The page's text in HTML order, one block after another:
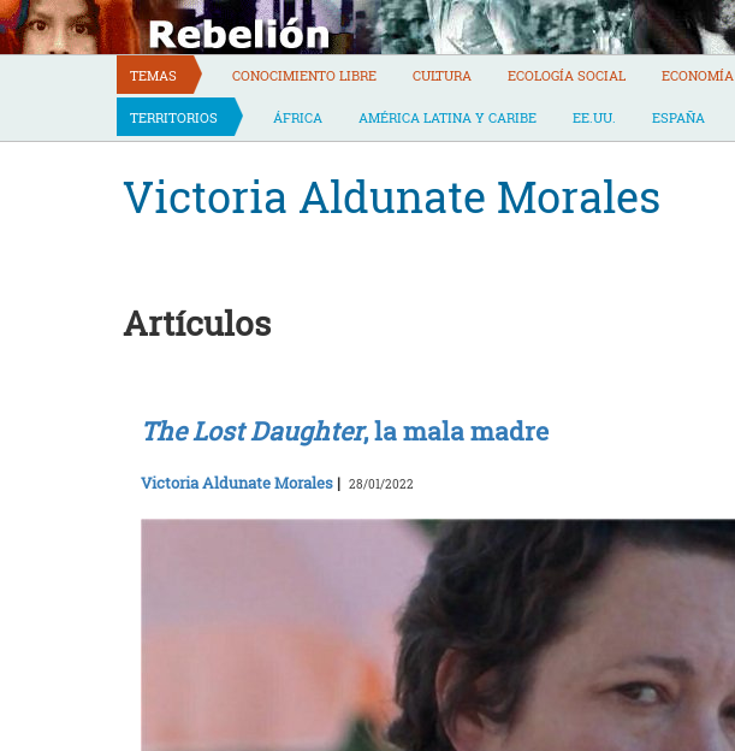
Skip
to
content
TEMAS CONOCIMIENTO LIBRE CULTURA ECOLOGÍA SOCIAL ECONOMÍA
TERRITORIOS ÁFRICA AMÉRICA LATINA Y CARIBE EE.UU. ESPAÑA
Victoria Aldunate Morales
Artículos
The Lost Daughter, la mala madre
Victoria Aldunate Morales | 28/01/2022